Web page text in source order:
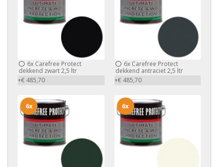
6x Carefree Protect
dekkend zwart 2,5 ltr
+€ 485,70
6xCarefree Protect
dekkend antraciet 2,5 ltr
+€ 485,70
6x 6x